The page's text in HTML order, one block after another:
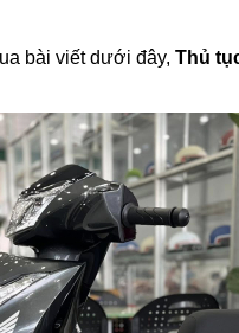
bài viết dưới đây, Thủ